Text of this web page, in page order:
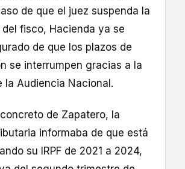
de que el juez suspenda la
fisco, Hacienda ya se
de que los plazos de
se interrumpen gracias a la
la Audiencia Nacional.
de Zapatero, la
informaba de que está
su IRPF de 2021 a 2024,